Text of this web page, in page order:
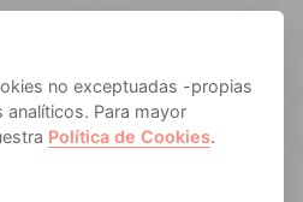
en cualquier momento a
no exceptuadas -propias
Para mayor
Política de Cookies.